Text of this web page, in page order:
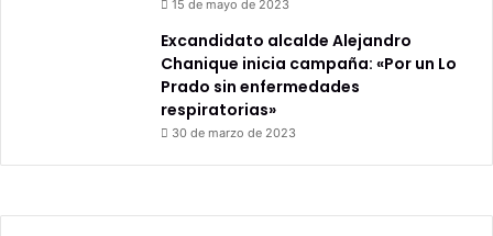
15 de mayo de 2023
Excandidato alcalde Alejandro
Chanique inicia campaña: «Por un Lo
Prado sin enfermedades
respiratorias»
30 de marzo de 2023